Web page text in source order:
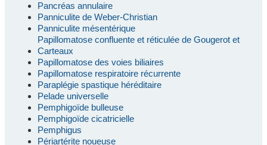
Pancréas annulaire
Panniculite de Weber-Christian
Panniculite mésentérique
Papillomatose confluente et réticulée de Gougerot et
Carteaux
Papillomatose des voies biliaires
Papillomatose respiratoire récurrente
Paraplégie spastique héréditaire
Pelade universelle
Pemphigoïde bulleuse
Pemphigoïde cicatricielle
Pemphigus
Périartérite noueuse